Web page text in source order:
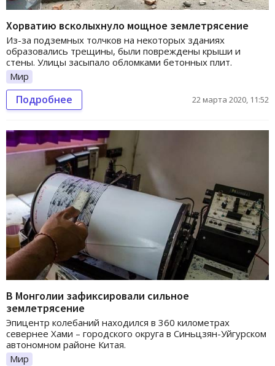
Хорватию всколыхнуло мощное землетрясение
Из-за подземных толчков на некоторых зданиях
образовались трещины, были повреждены крыши и
стены. Улицы засыпало обломками бетонных плит.
Мир
Подробнее 22 марта 2020, 11:52
В Монголии зафиксировали сильное
землетрясение
Эпицентр колебаний находился в 360 километрах
севернее Хами – городского округа в Синьцзян-Уйгурском
автономном районе Китая.
Мир